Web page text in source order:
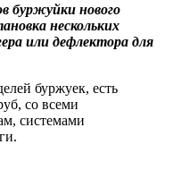
буржуйки нового
нескольких
или дефлектора для
буржуек, есть
со всеми
системами